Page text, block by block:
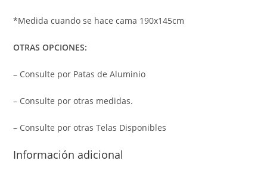
*Medida cuando se hace cama 190x145cm
OTRAS OPCIONES:
– Consulte por Patas de Aluminio
– Consulte por otras medidas.
– Consulte por otras Telas Disponibles
Información adicional